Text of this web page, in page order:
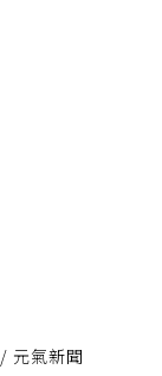
/ 元氣新聞